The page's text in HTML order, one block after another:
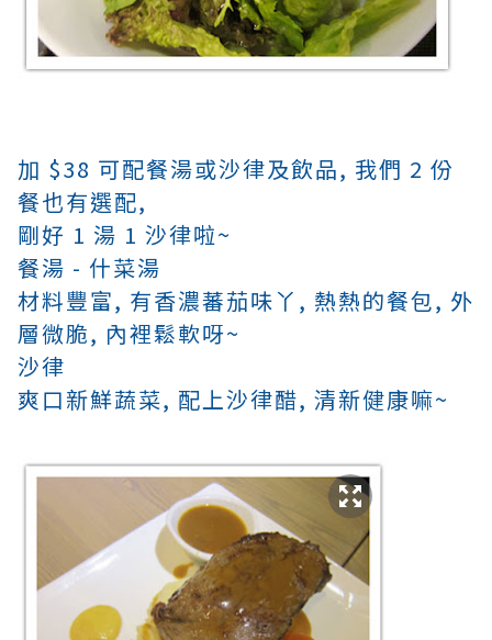
加 $38 可配餐湯或沙律及飲品, 我們 2 份
餐也有選配,
剛好 1 湯 1 沙律啦~
餐湯 - 什菜湯
材料豐富, 有香濃蕃茄味丫, 熱熱的餐包, 外
層微脆, 內裡鬆軟呀~
沙律
爽口新鮮蔬菜, 配上沙律醋, 清新健康嘛~